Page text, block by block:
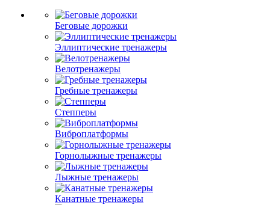
Беговые дорожки
Эллиптические тренажеры
Велотренажеры
Гребные тренажеры
Степперы
Виброплатформы
Горнолыжные тренажеры
Лыжные тренажеры
Канатные тренажеры